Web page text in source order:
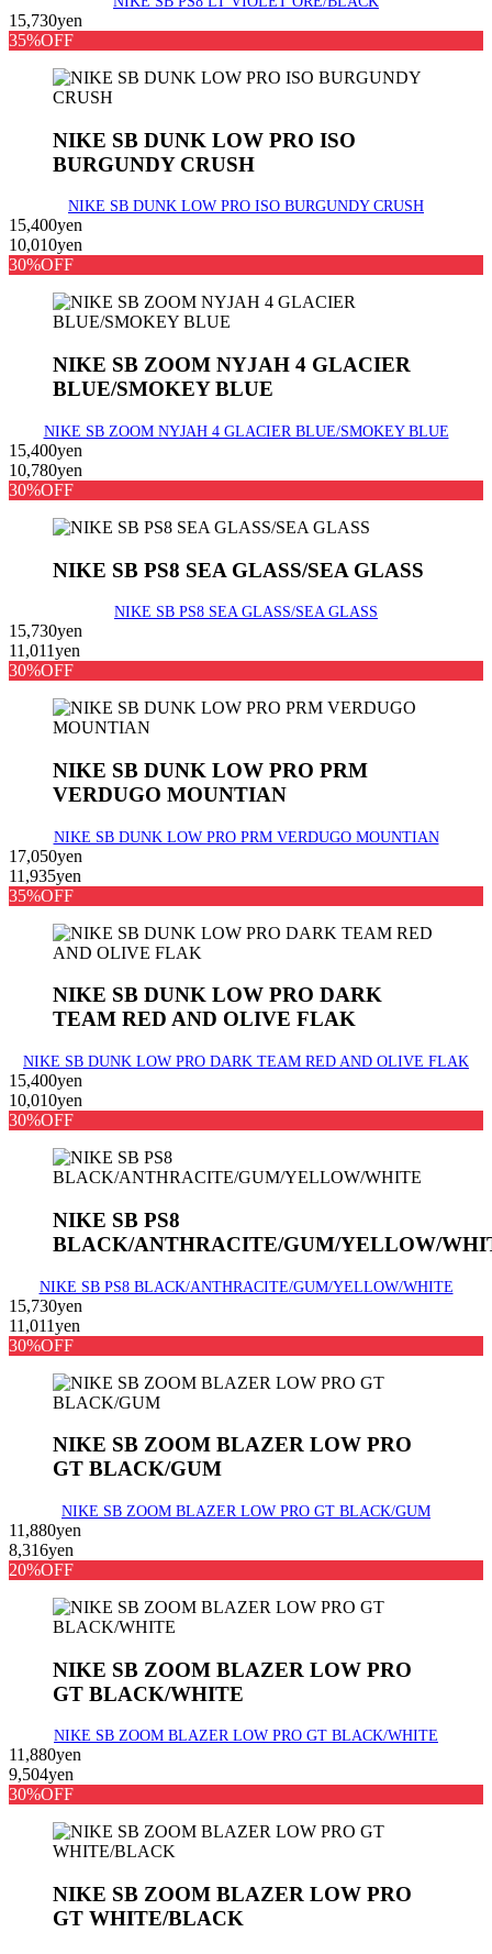
15,730yen
35%OFF
NIKE SB DUNK LOW PRO ISO
BURGUNDY CRUSH
NIKE SB DUNK LOW PRO ISO BURGUNDY CRUSH
15,400yen
10,010yen
30%OFF
NIKE SB ZOOM NYJAH 4 GLACIER
BLUE/SMOKEY BLUE
NIKE SB ZOOM NYJAH 4 GLACIER BLUE/SMOKEY BLUE
15,400yen
10,780yen
30%OFF
NIKE SB PS8 SEA GLASS/SEA GLASS
NIKE SB PS8 SEA GLASS/SEA GLASS
15,730yen
11,011yen
30%OFF
NIKE SB DUNK LOW PRO PRM
VERDUGO MOUNTIAN
NIKE SB DUNK LOW PRO PRM VERDUGO MOUNTIAN
17,050yen
11,935yen
35%OFF
NIKE SB DUNK LOW PRO DARK
TEAM RED AND OLIVE FLAK
NIKE SB DUNK LOW PRO DARK TEAM RED AND OLIVE FLAK
15,400yen
10,010yen
30%OFF
NIKE SB PS8
BLACK/ANTHRACITE/GUM/YELLOW/
NIKE SB PS8 BLACK/ANTHRACITE/GUM/YELLOW/WHITE
15,730yen
11,011yen
30%OFF
NIKE SB ZOOM BLAZER LOW PRO
GT BLACK/GUM
NIKE SB ZOOM BLAZER LOW PRO GT BLACK/GUM
11,880yen
8,316yen
20%OFF
NIKE SB ZOOM BLAZER LOW PRO
GT BLACK/WHITE
NIKE SB ZOOM BLAZER LOW PRO GT BLACK/WHITE
11,880yen
9,504yen
30%OFF
NIKE SB ZOOM BLAZER LOW PRO
GT WHITE/BLACK